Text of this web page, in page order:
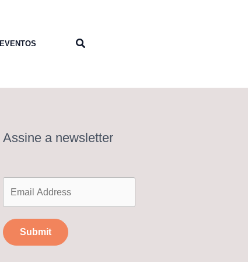
EVENTOS Pesquisar
Assine a newsletter
Submit